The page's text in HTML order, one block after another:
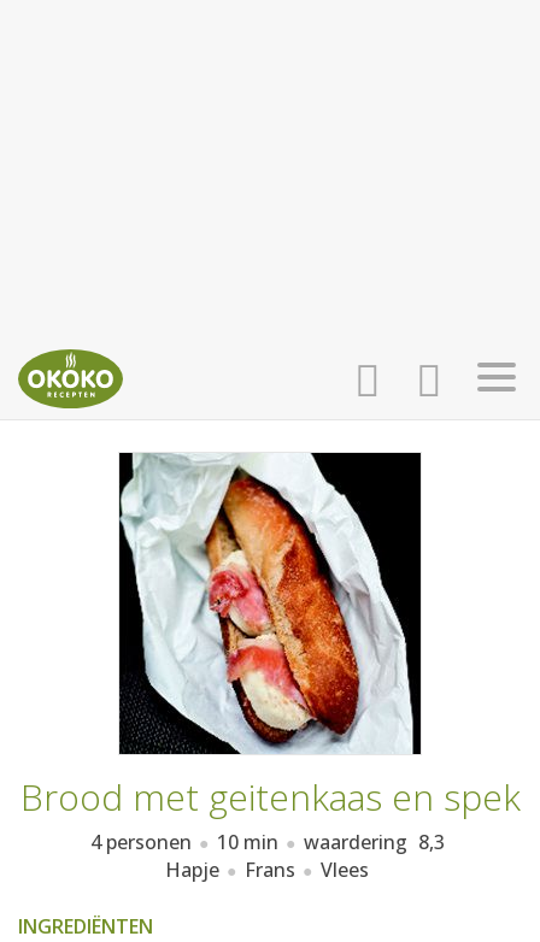
INLOGGEN
AANMELDEN
HOME
RECEPTEN
WEEKMENU'S
KOOKBOEKEN
Brood met geitenkaas en spek
4 personen 10 min waardering 8,3
Hapje
Frans Vlees
INGREDIËNTEN